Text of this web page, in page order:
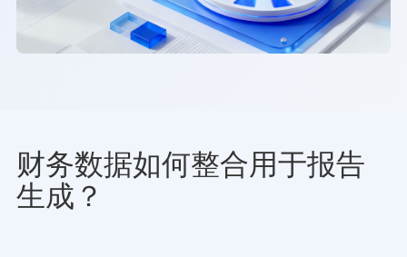
财务数据如何整合用于报告
生成？